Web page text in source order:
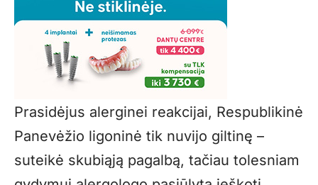
Prasidėjus alerginei reakcijai, Respublikinė
Panevėžio ligoninė tik nuvijo giltinę –
suteikė skubiąją pagalbą, tačiau tolesniam